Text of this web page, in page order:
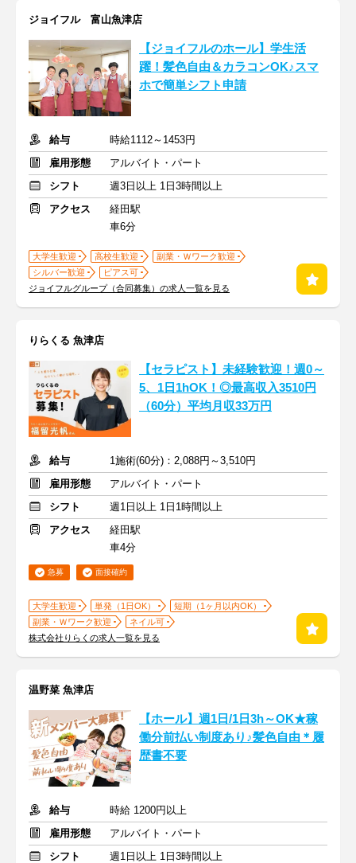
ジョイフル 富山魚津店
【ジョイフルのホール】学生活
躍！髪色自由＆カラコンOK♪スマ
ホで簡単シフト申請
給与
時給1112～1453円
雇用形態
アルバイト・パート
シフト
週3日以上 1日3時間以上
アクセス
経田駅
車6分
大学生歓迎 高校生歓迎
副業・Ｗワーク歓迎
シルバー歓迎
ピアス可
ジョイフルグループ（合同募集）の求人一覧を見る
りらくる 魚津店
【セラピスト】未経験歓迎！週0～
5、1日1hOK！◎最高収入3510円
（60分）平均月収33万円
給与
1施術(60分)：2,088円～3,510円
雇用形態
アルバイト・パート
シフト
週1日以上 1日1時間以上
アクセス
経田駅
車4分
急募 面接確約
大学生歓迎 単発（1日OK）
短期（1ヶ月以内OK）
副業・Ｗワーク歓迎
ネイル可
株式会社りらくの求人一覧を見る
温野菜 魚津店
【ホール】週1日/1日3h～OK★稼
働分前払い制度あり♪髪色自由＊履
歴書不要
給与
時給 1200円以上
雇用形態
アルバイト・パート
シフト
週1日以上 1日3時間以上